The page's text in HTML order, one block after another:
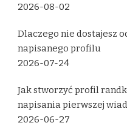
2026-08-02
Dlaczego nie dostajesz
napisanego profilu
2026-07-24
Jak stworzyć profil
napisania pierwszej
2026-06-27